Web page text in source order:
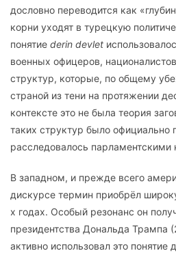
дословно переводится как
корни уходят в турецкую
понятие derin devlet
военных офицеров,
структур, которые, по общему
страной из тени на протяжении
контексте это не была теория
таких структур было официально
расследовалось парламентскими
В западном, и прежде всего
дискурсе термин приобрёл
х годах. Особый резонанс он
президентства Дональда Трампа
активно использовал это понятие